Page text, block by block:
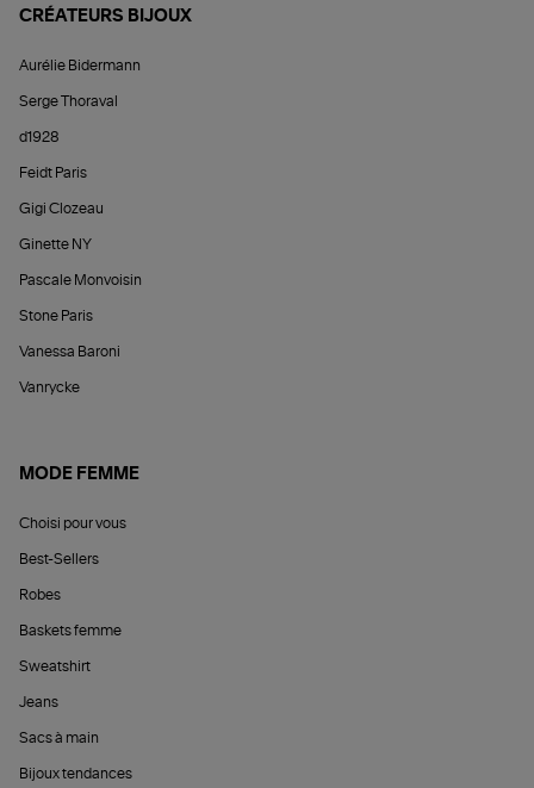
CRÉATEURS BIJOUX
Aurélie Bidermann
Serge Thoraval
d1928
Feidt Paris
Gigi Clozeau
Ginette NY
Pascale Monvoisin
Stone Paris
Vanessa Baroni
Vanrycke
MODE FEMME
Choisi pour vous
Best-Sellers
Robes
Baskets femme
Sweatshirt
Jeans
Sacs à main
Bijoux tendances